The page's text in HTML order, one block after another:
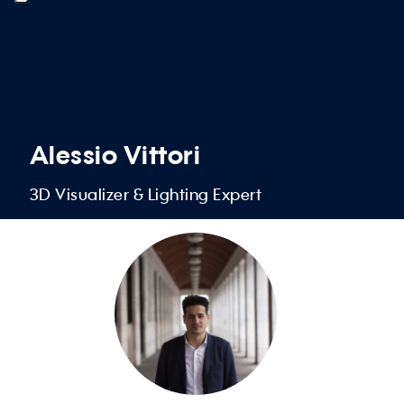
Alessio Vittori
3D Visualizer & Lighting Expert